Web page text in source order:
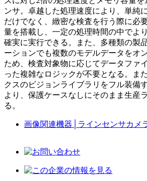
ンサ。卓越した処理速度により、単純
だけでなく、緻密な検査を行う際に必
量を搭載し、一定の処理時間の中でよ
確実に実行できる。また、多種類の製
ーションでも複数のモデルデータをオ
ため、検査対象物に応じてデータファ
った複雑なロジックが不要となる。ま
クスのビジョンライブラリをフル装備
より、保護ケースなしにそのまま生産
る。
画像関連機器 ラインセンサカメ